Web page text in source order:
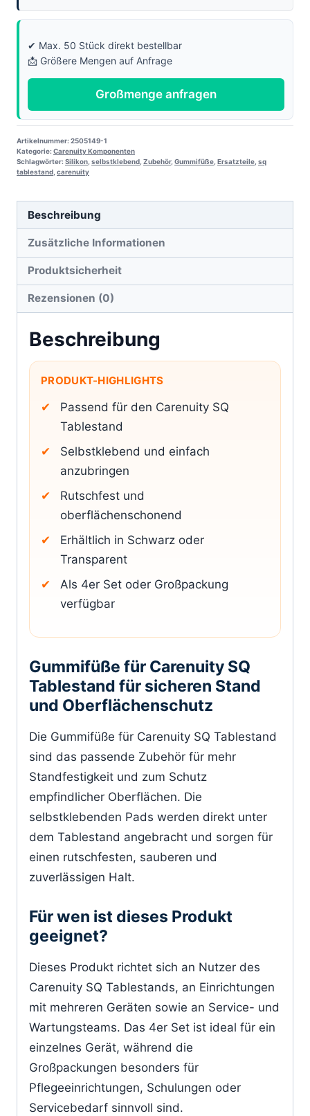
✔ Max. 50 Stück direkt bestellbar
📩 Größere Mengen auf Anfrage
Großmenge anfragen
Artikelnummer:2505149-1
Kategorie:Carenuity Komponenten
Schlagwörter:Silikon selbstklebend Zubehör, Gummifüße Ersatzteile sq
tablestand carenuity
Beschreibung
Zusätzliche Informationen
Produktsicherheit
Rezensionen (0)
Beschreibung
PRODUKT-HIGHLIGHTS
Passend für den Carenuity SQ
Tablestand
Selbstklebend und einfach
anzubringen
Rutschfest und
oberflächenschonend
Erhältlich in Schwarz oder
Transparent
Als 4er Set oder Großpackung
verfügbar
Gummifüße für Carenuity SQ
Tablestand für sicheren Stand
und Oberflächenschutz
Die Gummifüße für Carenuity SQ Tablestand
sind das passende Zubehör für mehr
Standfestigkeit und zum Schutz
empfindlicher Oberflächen. Die
selbstklebenden Pads werden direkt unter
dem Tablestand angebracht und sorgen für
einen rutschfesten, sauberen und
zuverlässigen Halt.
Für wen ist dieses Produkt
geeignet?
Dieses Produkt richtet sich an Nutzer des
Carenuity SQ Tablestands, an Einrichtungen
mit mehreren Geräten sowie an Service- und
Wartungsteams. Das 4er Set ist ideal für ein
einzelnes Gerät, während die
Großpackungen besonders für
Pflegeeinrichtungen, Schulungen oder
Servicebedarf sinnvoll sind.